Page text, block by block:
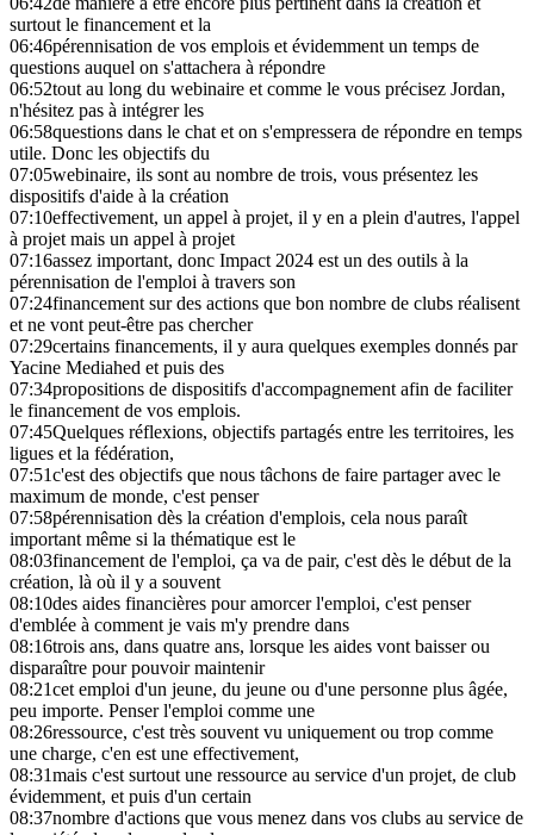
surtout le financement et la
06:46pérennisation de vos emplois et évidemment un temps de
questions auquel on s'attachera à répondre
06:52tout au long du webinaire et comme le vous précisez Jordan,
n'hésitez pas à intégrer les
06:58questions dans le chat et on s'empressera de répondre en temps
utile. Donc les objectifs du
07:05webinaire, ils sont au nombre de trois, vous présentez les
dispositifs d'aide à la création
07:10effectivement, un appel à projet, il y en a plein d'autres, l'appel
à projet mais un appel à projet
07:16assez important, donc Impact 2024 est un des outils à la
pérennisation de l'emploi à travers son
07:24financement sur des actions que bon nombre de clubs réalisent
et ne vont peut-être pas chercher
07:29certains financements, il y aura quelques exemples donnés par
Yacine Mediahed et puis des
07:34propositions de dispositifs d'accompagnement afin de faciliter
le financement de vos emplois.
07:45Quelques réflexions, objectifs partagés entre les territoires, les
ligues et la fédération,
07:51c'est des objectifs que nous tâchons de faire partager avec le
maximum de monde, c'est penser
07:58pérennisation dès la création d'emplois, cela nous paraît
important même si la thématique est le
08:03financement de l'emploi, ça va de pair, c'est dès le début de la
création, là où il y a souvent
08:10des aides financières pour amorcer l'emploi, c'est penser
d'emblée à comment je vais m'y prendre dans
08:16trois ans, dans quatre ans, lorsque les aides vont baisser ou
disparaître pour pouvoir maintenir
08:21cet emploi d'un jeune, du jeune ou d'une personne plus âgée,
peu importe. Penser l'emploi comme une
08:26ressource, c'est très souvent vu uniquement ou trop comme
une charge, c'en est une effectivement,
08:31mais c'est surtout une ressource au service d'un projet, de club
évidemment, et puis d'un certain
08:37nombre d'actions que vous menez dans vos clubs au service de